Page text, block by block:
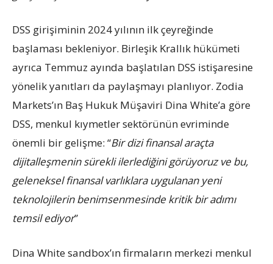
DSS girişiminin 2024 yılının ilk çeyreğinde
başlaması bekleniyor. Birleşik Krallık hükümeti
ayrıca Temmuz ayında başlatılan DSS istişaresine
yönelik yanıtları da paylaşmayı planlıyor. Zodia
Markets’ın Baş Hukuk Müşaviri Dina White’a göre
DSS, menkul kıymetler sektörünün evriminde
önemli bir gelişme: “Bir dizi finansal araçta
dijitalleşmenin sürekli ilerlediğini görüyoruz ve bu,
geleneksel finansal varlıklara uygulanan yeni
teknolojilerin benimsenmesinde kritik bir adımı
temsil ediyor”
Dina White sandbox’ın firmaların merkezi menkul